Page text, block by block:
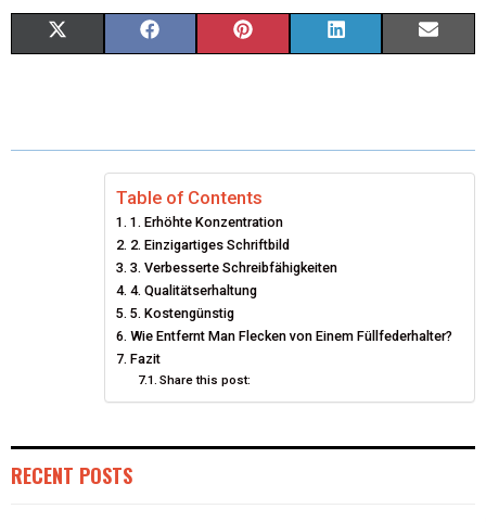
W E
O
O
K
T
R
E
T
K I
Table of Contents
1. Erhöhte Konzentration
2. Einzigartiges Schriftbild
3. Verbesserte Schreibfähigkeiten
4. Qualitätserhaltung
5. Kostengünstig
Wie Entfernt Man Flecken von Einem Füllfederhalter?
Fazit
Share this post:
RECENT POSTS